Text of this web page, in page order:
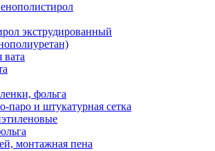
экструдированный
фольга
паро и штукатурная сетка
монтажная пена